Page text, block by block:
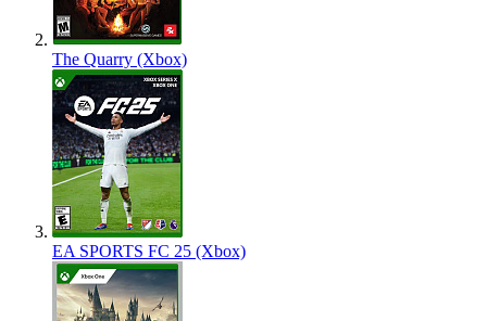
The Quarry (Xbox)
EA SPORTS FC 25 (Xbox)